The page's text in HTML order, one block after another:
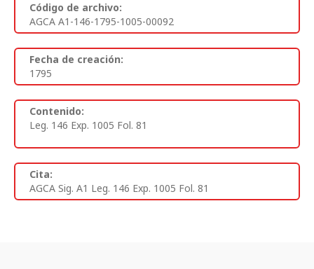
Código de archivo:
AGCA A1-146-1795-1005-00092
Fecha de creación:
1795
Contenido:
Leg. 146 Exp. 1005 Fol. 81
Cita:
AGCA Sig. A1 Leg. 146 Exp. 1005 Fol. 81